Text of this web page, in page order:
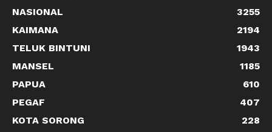
NASIONAL
3255
KAIMANA
2194
TELUK BINTUNI
1943
MANSEL
1185
PAPUA
610
PEGAF
407
KOTA SORONG
228